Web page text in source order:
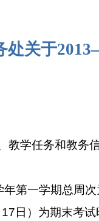
处关于
教学任务和教务
年第一学期总周
17 日）为期末考